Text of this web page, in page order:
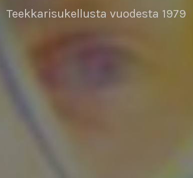
Teekkarisukellusta vuodesta 1979